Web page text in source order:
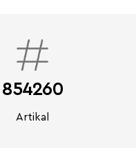
854260
Artikal